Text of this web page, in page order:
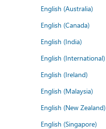
English (Australia)
English (Canada)
English (India)
English (International)
English (Ireland)
English (Malaysia)
English (New Zealand)
English (Singapore)